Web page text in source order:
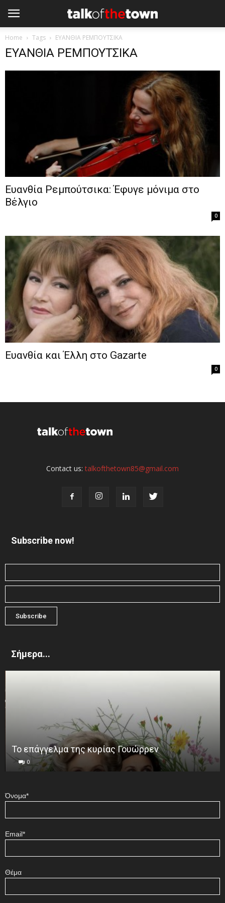
Home Tags ΕΥΑΝΘΙΑ ΡΕΜΠΟΥΤΣΙΚΑ
ΕΥΑΝΘΙΑ ΡΕΜΠΟΥΤΣΙΚΑ
Ευανθία Ρεμπούτσικα: Έφυγε μόνιμα στο
Βέλγιο
0
Ευανθία και Έλλη στο Gazarte
0
Contact us:talkofthetown85@gmail.com
Subscribe now!
Σήμερα...
Το επάγγελμα της κυρίας Γουώρρεν
0
Όνομα*
Email*
Θέμα